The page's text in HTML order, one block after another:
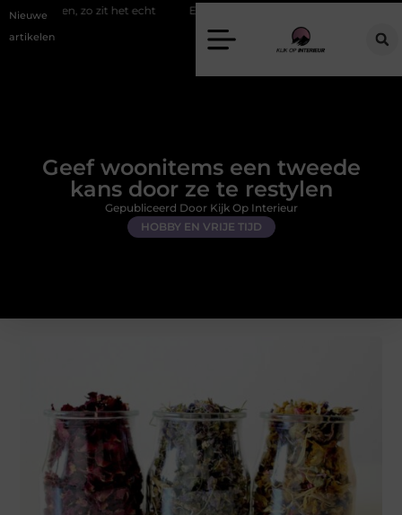
Nieuwe
artikelen
zo zit het echt Een energiezuinige hanglamp kopen in Gelderland
Geef woonitems een tweede
kans door ze te restylen
HOBBY EN VRIJE TIJD
Gepubliceerd Door Kijk Op Interieur